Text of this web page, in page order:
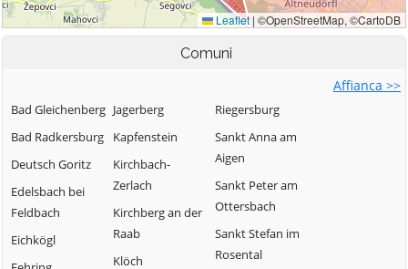
Comuni
Affianca >>
Bad Gleichenberg
Bad Radkersburg
Deutsch Goritz
Edelsbach bei
Feldbach
Eichkögl
Jagerberg
Kapfenstein
Kirchbach-
Zerlach
Kirchberg an der
Raab
Klöch
Riegersburg
Sankt Anna am
Aigen
Sankt Peter am
Ottersbach
Sankt Stefan im
Rosental